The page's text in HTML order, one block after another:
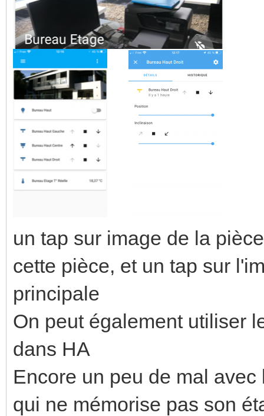
un tap sur image de la
cette pièce, et un tap sur
principale
On peut également utiliser
dans HA
Encore un peu de mal
qui ne mémorise pas son